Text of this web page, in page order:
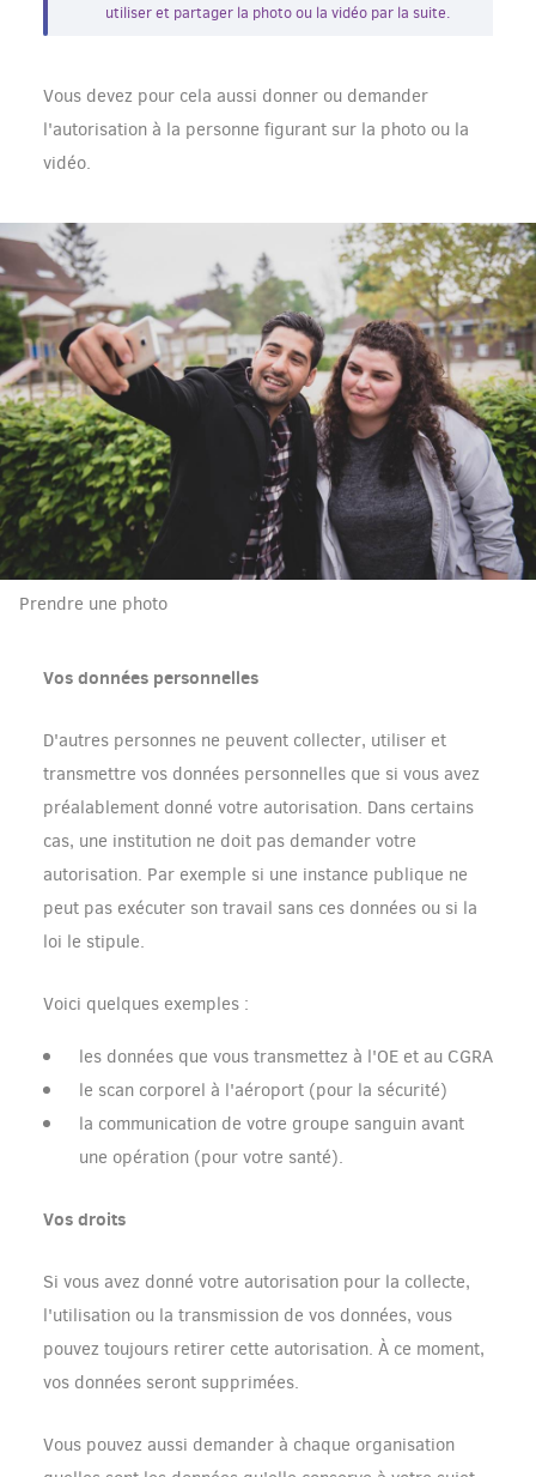
utiliser et partager la photo ou la vidéo par la suite.
Vous devez pour cela aussi donner ou demander
l'autorisation à la personne figurant sur la photo ou la
vidéo.
Prendre une photo
Vos données personnelles
D'autres personnes ne peuvent collecter, utiliser et
transmettre vos données personnelles que si vous avez
préalablement donné votre autorisation. Dans certains
cas, une institution ne doit pas demander votre
autorisation. Par exemple si une instance publique ne
peut pas exécuter son travail sans ces données ou si la
loi le stipule.
Voici quelques exemples :
les données que vous transmettez à l'OE et au CGRA
le scan corporel à l'aéroport (pour la sécurité)
la communication de votre groupe sanguin avant
une opération (pour votre santé).
Vos droits
Si vous avez donné votre autorisation pour la collecte,
l'utilisation ou la transmission de vos données, vous
pouvez toujours retirer cette autorisation. À ce moment,
vos données seront supprimées.
Vous pouvez aussi demander à chaque organisation